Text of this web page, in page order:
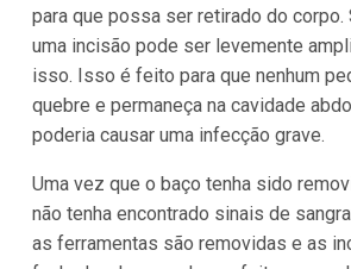
para que possa ser retirado do corpo.
uma incisão pode ser levemente
isso. Isso é feito para que nenhum
quebre e permaneça na cavidade
poderia causar uma infecção grave.
Uma vez que o baço tenha sido
não tenha encontrado sinais de
as ferramentas são removidas e as